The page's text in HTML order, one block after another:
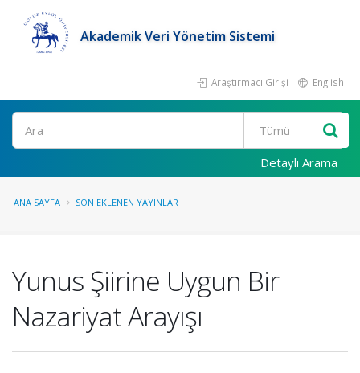
Akademik Veri Yönetim Sistemi
Araştırmacı Girişi English
Ara
Detaylı Arama
ANA SAYFA SON EKLENEN YAYINLAR
Yunus Şiirine Uygun Bir
Nazariyat Arayışı